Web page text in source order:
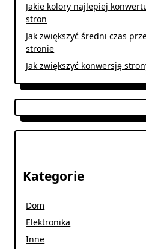
Jakie kolory najlepiej
stron
Jak zwiększyć średni czas
stronie
Jak zwiększyć konwersję
Kategorie
Dom
Elektronika
Inne